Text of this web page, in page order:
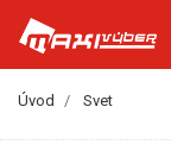
Úvod Svet